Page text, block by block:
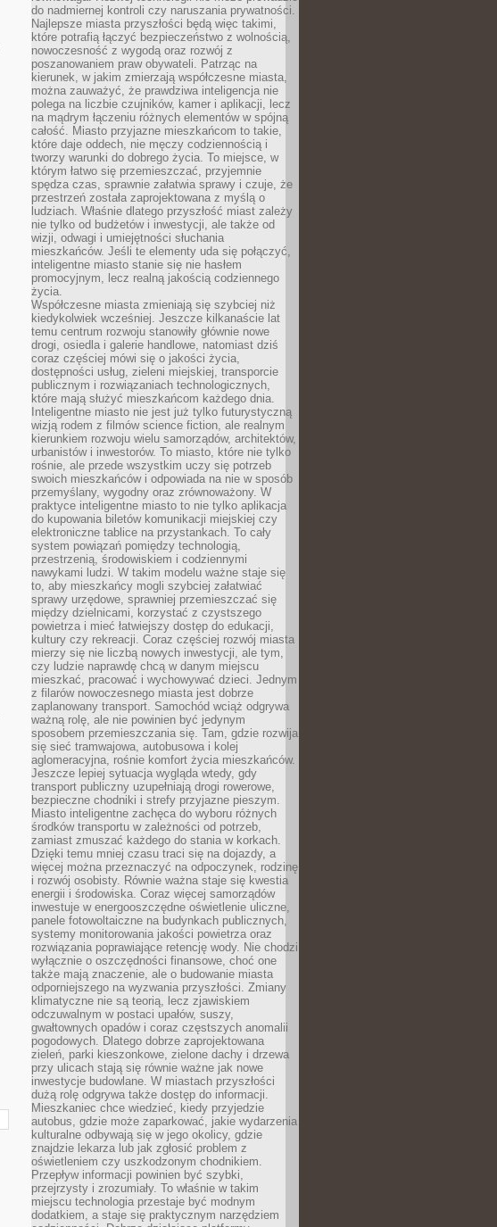
do nadmiernej kontroli czy naruszania prywatności.
Najlepsze miasta przyszłości będą więc takimi,
które potrafią łączyć bezpieczeństwo z wolnością,
nowoczesność z wygodą oraz rozwój z
poszanowaniem praw obywateli. Patrząc na
kierunek, w jakim zmierzają współczesne miasta,
można zauważyć, że prawdziwa inteligencja nie
polega na liczbie czujników, kamer i aplikacji, lecz
na mądrym łączeniu różnych elementów w spójną
całość. Miasto przyjazne mieszkańcom to takie,
które daje oddech, nie męczy codziennością i
tworzy warunki do dobrego życia. To miejsce, w
którym łatwo się przemieszczać, przyjemnie
spędza czas, sprawnie załatwia sprawy i czuje, że
przestrzeń została zaprojektowana z myślą o
ludziach. Właśnie dlatego przyszłość miast zależy
nie tylko od budżetów i inwestycji, ale także od
wizji, odwagi i umiejętności słuchania
mieszkańców. Jeśli te elementy uda się połączyć,
inteligentne miasto stanie się nie hasłem
promocyjnym, lecz realną jakością codziennego
życia.
Współczesne miasta zmieniają się szybciej niż
kiedykolwiek wcześniej. Jeszcze kilkanaście lat
temu centrum rozwoju stanowiły głównie nowe
drogi, osiedla i galerie handlowe, natomiast dziś
coraz częściej mówi się o jakości życia,
dostępności usług, zieleni miejskiej, transporcie
publicznym i rozwiązaniach technologicznych,
które mają służyć mieszkańcom każdego dnia.
Inteligentne miasto nie jest już tylko futurystyczną
wizją rodem z filmów science fiction, ale realnym
kierunkiem rozwoju wielu samorządów, architektów,
urbanistów i inwestorów. To miasto, które nie tylko
rośnie, ale przede wszystkim uczy się potrzeb
swoich mieszkańców i odpowiada na nie w sposób
przemyślany, wygodny oraz zrównoważony. W
praktyce inteligentne miasto to nie tylko aplikacja
do kupowania biletów komunikacji miejskiej czy
elektroniczne tablice na przystankach. To cały
system powiązań pomiędzy technologią,
przestrzenią, środowiskiem i codziennymi
nawykami ludzi. W takim modelu ważne staje się
to, aby mieszkańcy mogli szybciej załatwiać
sprawy urzędowe, sprawniej przemieszczać się
między dzielnicami, korzystać z czystszego
powietrza i mieć łatwiejszy dostęp do edukacji,
kultury czy rekreacji. Coraz częściej rozwój miasta
mierzy się nie liczbą nowych inwestycji, ale tym,
czy ludzie naprawdę chcą w danym miejscu
mieszkać, pracować i wychowywać dzieci. Jednym
z filarów nowoczesnego miasta jest dobrze
zaplanowany transport. Samochód wciąż odgrywa
ważną rolę, ale nie powinien być jedynym
sposobem przemieszczania się. Tam, gdzie rozwija
się sieć tramwajowa, autobusowa i kolej
aglomeracyjna, rośnie komfort życia mieszkańców.
Jeszcze lepiej sytuacja wygląda wtedy, gdy
transport publiczny uzupełniają drogi rowerowe,
bezpieczne chodniki i strefy przyjazne pieszym.
Miasto inteligentne zachęca do wyboru różnych
środków transportu w zależności od potrzeb,
zamiast zmuszać każdego do stania w korkach.
Dzięki temu mniej czasu traci się na dojazdy, a
więcej można przeznaczyć na odpoczynek, rodzinę
i rozwój osobisty. Równie ważna staje się kwestia
energii i środowiska. Coraz więcej samorządów
inwestuje w energooszczędne oświetlenie uliczne,
panele fotowoltaiczne na budynkach publicznych,
systemy monitorowania jakości powietrza oraz
rozwiązania poprawiające retencję wody. Nie chodzi
wyłącznie o oszczędności finansowe, choć one
także mają znaczenie, ale o budowanie miasta
odporniejszego na wyzwania przyszłości. Zmiany
klimatyczne nie są teorią, lecz zjawiskiem
odczuwalnym w postaci upałów, suszy,
gwałtownych opadów i coraz częstszych anomalii
pogodowych. Dlatego dobrze zaprojektowana
zieleń, parki kieszonkowe, zielone dachy i drzewa
przy ulicach stają się równie ważne jak nowe
inwestycje budowlane. W miastach przyszłości
dużą rolę odgrywa także dostęp do informacji.
Mieszkaniec chce wiedzieć, kiedy przyjedzie
autobus, gdzie może zaparkować, jakie wydarzenia
kulturalne odbywają się w jego okolicy, gdzie
znajdzie lekarza lub jak zgłosić problem z
oświetleniem czy uszkodzonym chodnikiem.
Przepływ informacji powinien być szybki,
przejrzysty i zrozumiały. To właśnie w takim
miejscu technologia przestaje być modnym
dodatkiem, a staje się praktycznym narzędziem